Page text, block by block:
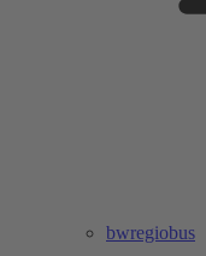
bwregiobus